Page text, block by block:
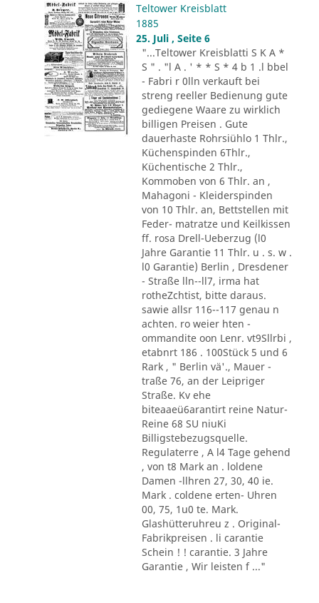
Teltower Kreisblatt
1885
25. Juli , Seite 6
"...Teltower Kreisblatti S K A *
S " . "l A . ' * * S * 4 b 1 .l bbel
- Fabri r 0lln verkauft bei
streng reeller Bedienung gute
gediegene Waare zu wirklich
billigen Preisen . Gute
dauerhaste Rohrsiühlo 1 Thlr.,
Küchenspinden 6Thlr.,
Küchentische 2 Thlr.,
Kommoben von 6 Thlr. an ,
Mahagoni - Kleiderspinden
von 10 Thlr. an, Bettstellen mit
Feder- matratze und Keilkissen
ff. rosa Drell-Ueberzug (l0
Jahre Garantie 11 Thlr. u . s. w .
l0 Garantie) Berlin , Dresdener
- Straße lln--ll7, irma hat
rotheZchtist, bitte daraus.
sawie allsr 116--117 genau n
achten. ro weier hten -
ommandite oon Lenr. vt9Sllrbi ,
etabnrt 186 . 100Stück 5 und 6
Rark , " Berlin vä'., Mauer -
traße 76, an der Leipriger
Straße. Kv ehe
biteaaeü6arantirt reine Natur-
Reine 68 SU niuKi
Billigstebezugsquelle.
Regulaterre , A l4 Tage gehend
, von t8 Mark an . loldene
Damen -llhren 27, 30, 40 ie.
Mark . coldene erten- Uhren
00, 75, 1u0 te. Mark.
Glashütteruhreu z . Original-
Fabrikpreisen . li carantie
Schein ! ! carantie. 3 Jahre
Garantie , Wir leisten f ..."